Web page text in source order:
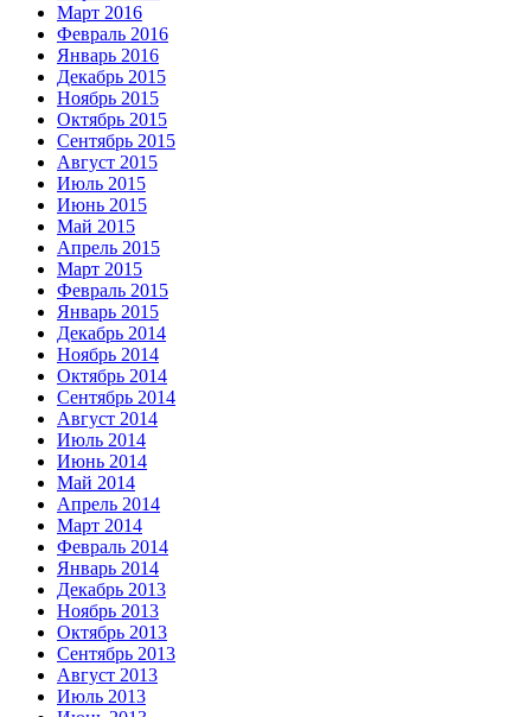
Март 2016
Февраль 2016
Январь 2016
Декабрь 2015
Ноябрь 2015
Октябрь 2015
Сентябрь 2015
Август 2015
Июль 2015
Июнь 2015
Май 2015
Апрель 2015
Март 2015
Февраль 2015
Январь 2015
Декабрь 2014
Ноябрь 2014
Октябрь 2014
Сентябрь 2014
Август 2014
Июль 2014
Июнь 2014
Май 2014
Апрель 2014
Март 2014
Февраль 2014
Январь 2014
Декабрь 2013
Ноябрь 2013
Октябрь 2013
Сентябрь 2013
Август 2013
Июль 2013